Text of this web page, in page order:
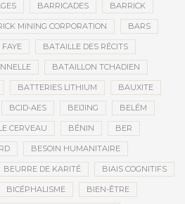
BARRICADES BARRICK
MINING CORPORATION BARS
BATAILLE DES RÉCITS
BATAILLON TCHADIEN
BATTERIES LITHIUM BAUXITE
BCID-AES BEIJING BELÉM
CERVEAU BÉNIN BER
BESOIN HUMANITAIRE
BEURRE DE KARITÉ BIAIS COGNITIFS
BICÉPHALISME BIEN-ÊTRE